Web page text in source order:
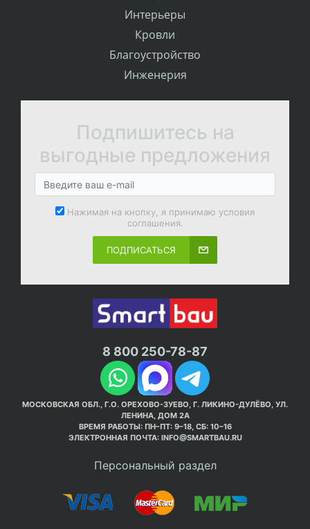
Интерьеры
Кровли
Благоустройство
Инженерия
Подпишитесь на
выгодные предложения
Нажимая на кнопку, я принимаю условия
соглашения.
ПОДПИСАТЬСЯ
8 800 250-78-87
МОСКОВСКАЯ ОБЛ., Г.О. ОРЕХОВО-ЗУЕВО, Г. ЛИКИНО-ДУЛЁВО, УЛ.
ЛЕНИНА, ДОМ 2А
ВРЕМЯ РАБОТЫ: ПН–ПТ: 9–18, СБ: 10–16
ЭЛЕКТРОННАЯ ПОЧТА: INFO@SMARTBAU.RU
Персональный раздел